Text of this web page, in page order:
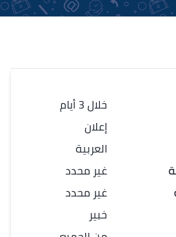
خلال 3 أيام
إعلان
العربية
غير محدد
غير محدد
خبير